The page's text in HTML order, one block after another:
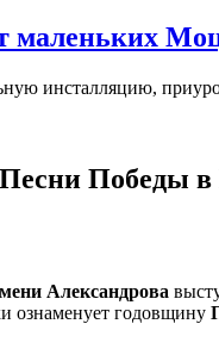
маленьких
инсталляцию,
Песни Победы
Александрова
ознаменует годовщину